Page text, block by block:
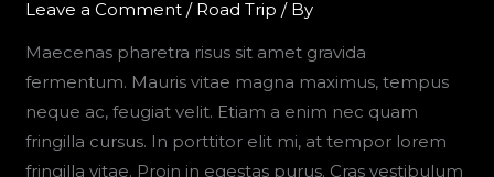
Leave a Comment / Road Trip / By
Maecenas pharetra risus sit amet gravida
fermentum. Mauris vitae magna maximus, tempus
neque ac, feugiat velit. Etiam a enim nec quam
fringilla cursus. In porttitor elit mi, at tempor lorem
fringilla vitae. Proin in egestas purus. Cras vestibulum